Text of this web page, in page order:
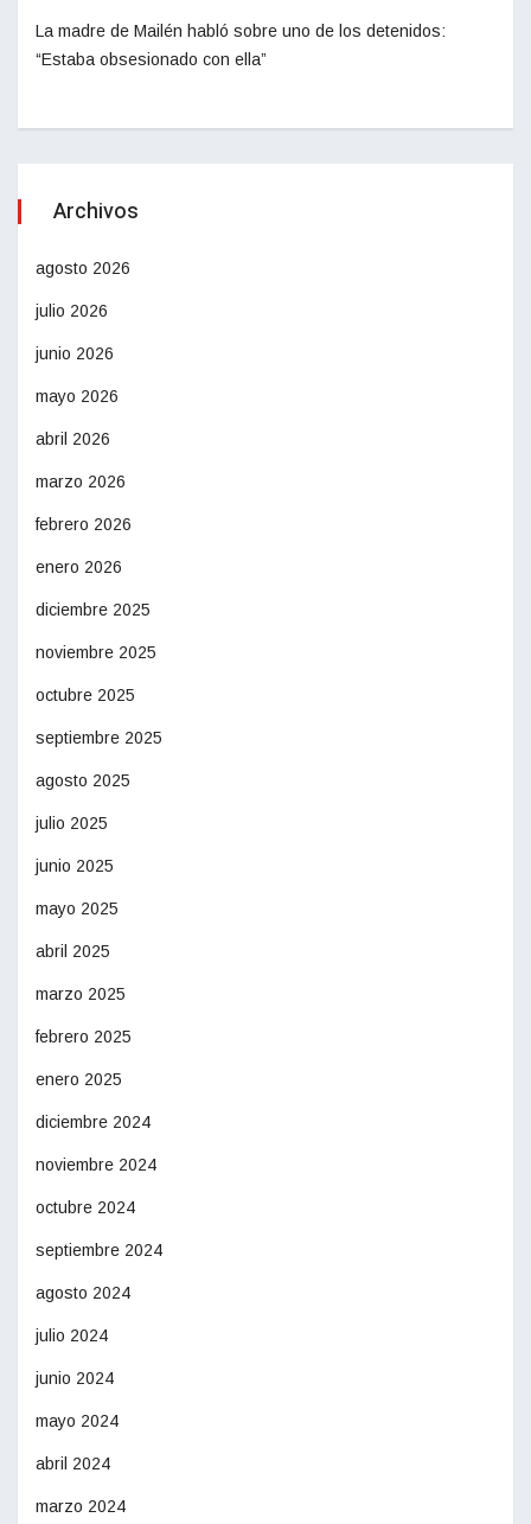
La madre de Mailén habló sobre uno de los detenidos:
“Estaba obsesionado con ella”
Archivos
agosto 2026
julio 2026
junio 2026
mayo 2026
abril 2026
marzo 2026
febrero 2026
enero 2026
diciembre 2025
noviembre 2025
octubre 2025
septiembre 2025
agosto 2025
julio 2025
junio 2025
mayo 2025
abril 2025
marzo 2025
febrero 2025
enero 2025
diciembre 2024
noviembre 2024
octubre 2024
septiembre 2024
agosto 2024
julio 2024
junio 2024
mayo 2024
abril 2024
marzo 2024